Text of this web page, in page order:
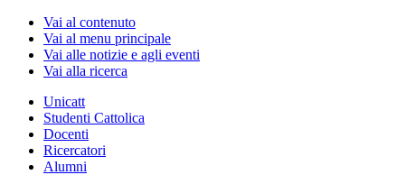
Vai al contenuto
Vai al menu principale
Vai alle notizie e agli eventi
Vai alla ricerca
Unicatt
Studenti Cattolica
Docenti
Ricercatori
Alumni